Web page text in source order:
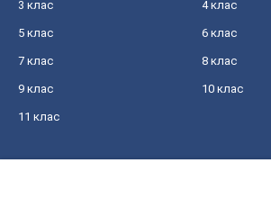
3 клас 4 клас
5 клас 6 клас
7 клас 8 клас
9 клас 10 клас
11 клас